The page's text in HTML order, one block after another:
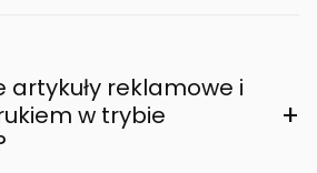
artykuły reklamowe i
w trybie
+